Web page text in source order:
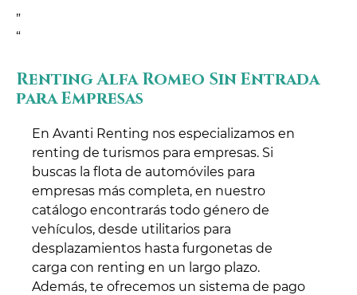
”
“
Renting Alfa Romeo Sin Entrada
para Empresas
En Avanti Renting nos especializamos en
renting de turismos para empresas. Si
buscas la flota de automóviles para
empresas más completa, en nuestro
catálogo encontrarás todo género de
vehículos, desde utilitarios para
desplazamientos hasta furgonetas de
carga con renting en un largo plazo.
Además, te ofrecemos un sistema de pago